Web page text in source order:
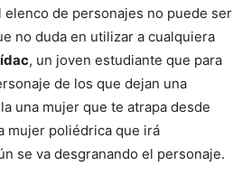
de personajes no puede ser
no duda en utilizar a cualquiera
, un joven estudiante que para
de los que dejan una
una mujer que te atrapa desde
mujer poliédrica que irá
se va desgranando el personaje.